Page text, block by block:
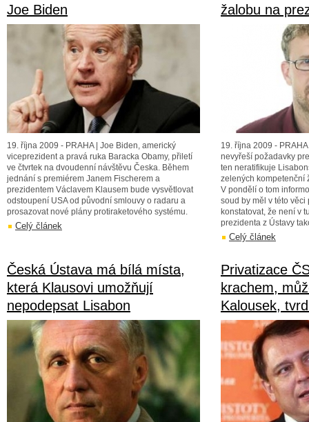
Joe Biden
19. října 2009 - PRAHA | Joe Biden, americký
viceprezident a pravá ruka Baracka Obamy, přiletí
ve čtvrtek na dvoudenní návštěvu Česka. Během
jednání s premiérem Janem Fischerem a
prezidentem Václavem Klausem bude vysvětlovat
odstoupení USA od původní smlouvy o radaru a
prosazovat nové plány protiraketového systému.
Celý článek
žalobu na
19. října 2009 -
nevyřeší požadavky
ten neratifikuje
zelených kompetenční
V pondělí o tom
soud by měl v této
konstatovat, že není v
prezidenta z Ústavy
Celý článek
Česká Ústava má bílá místa,
která Klausovi umožňují
nepodepsat Lisabon
Privatizace
krachem,
Kalousek,